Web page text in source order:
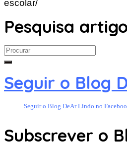
escolar/
Pesquisa
Search
for:
Seguir o Blog
Seguir o Blog DeAr Lindo no
Subscrever o